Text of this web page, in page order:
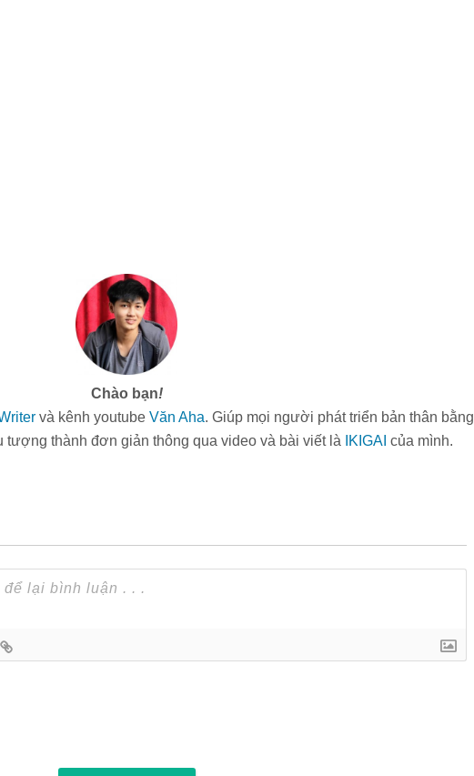
Chào bạn!
và kênh youtube Văn Aha. Giúp mọi người phát triển bản thân bằng
thành đơn giản thông qua video và bài viết là
IKIGAI của mình.